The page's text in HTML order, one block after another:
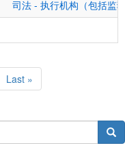
司法 - 执行机构（包括监
Last
page
Last »
搜索